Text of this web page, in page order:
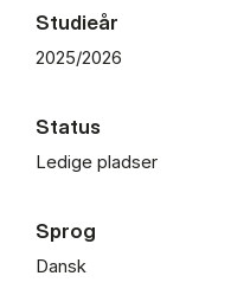
Studieår
2025/2026
Status
Ledige pladser
Sprog
Dansk